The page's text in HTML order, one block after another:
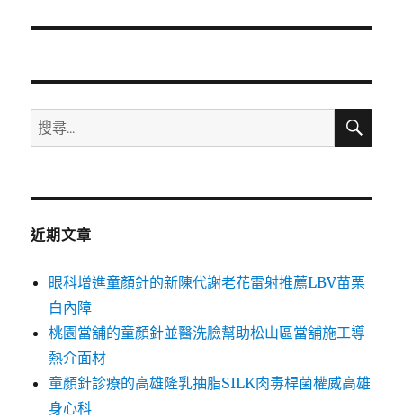
文
搜
尋
鍵
搜
近期文章
眼科增進童顏針的新陳代謝老花雷射推薦LBV苗栗
白內障
桃園當舖的童顏針並醫洗臉幫助松山區當舖施工導
熱介面材
童顏針診療的高雄隆乳抽脂SILK肉毒桿菌權威高雄
身心科